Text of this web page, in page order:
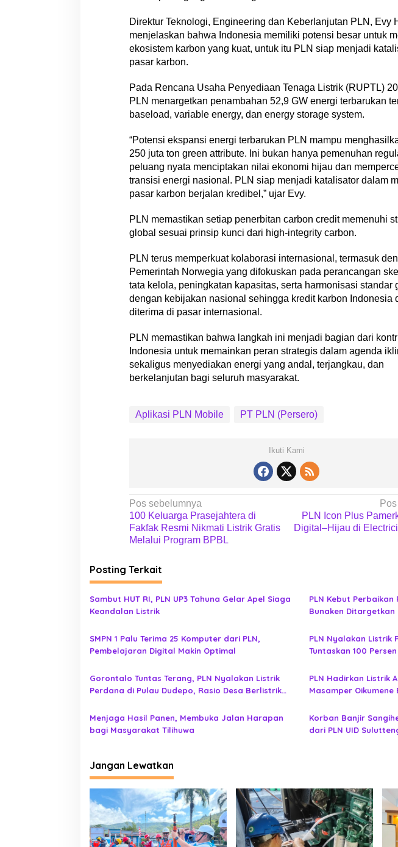
Direktur Teknologi, Engineering dan Keberlanjutan PLN, Evy
menjelaskan bahwa Indonesia memiliki potensi besar untuk
ekosistem karbon yang kuat, untuk itu PLN siap menjadi
pasar karbon.
Pada Rencana Usaha Penyediaan Tenaga Listrik (RUPTL)
PLN menargetkan penambahan 52,9 GW energi terbarukan
baseload, variable energy, dan energy storage system.
“Potensi ekspansi energi terbarukan PLN mampu
250 juta ton green attribute. Ini bukan hanya pemenuhan
peluang nyata menciptakan nilai ekonomi hijau dan
transisi energi nasional. PLN siap menjadi katalisator dalam
pasar karbon berjalan kredibel,” ujar Evy.
PLN memastikan setiap penerbitan carbon credit memenuhi
global sesuai prinsip kunci dari high-integrity carbon.
PLN terus memperkuat kolaborasi internasional, termasuk
Pemerintah Norwegia yang difokuskan pada perancangan
tata kelola, peningkatan kapasitas, serta harmonisasi standar
dengan kebijakan nasional sehingga kredit karbon Indonesia
diterima di pasar internasional.
PLN memastikan bahwa langkah ini menjadi bagian dari
Indonesia untuk memainkan peran strategis dalam agenda
sekaligus menyediakan energi yang andal, terjangkau, dan
berkelanjutan bagi seluruh masyarakat.
Aplikasi PLN Mobile PT PLN (Persero)
Ikuti Kami
N
a
v
g
a
s
p
o
s
Pos sebelumnya
100 Keluarga Prasejahtera di
Fakfak Resmi Nikmati Listrik Gratis
Melalui Program BPBL
PLN Icon Plus
Digital–Hijau di
Posting Terkait
Sambut HUT RI, PLN UP3 Tahuna Gelar Apel Siaga
Keandalan Listrik
PLN Kebut
Bunaken Ditargetkan
SMPN 1 Palu Terima 25 Komputer dari PLN,
Pembelajaran Digital Makin Optimal
PLN Nyalakan Listrik
Tuntaskan 100
Gorontalo Tuntas Terang, PLN Nyalakan Listrik
Perdana di Pulau Dudepo, Rasio Desa Berlistrik
PLN Hadirkan Listrik
Masamper
Menjaga Hasil Panen, Membuka Jalan Harapan
bagi Masyarakat Tilihuwa
Korban Banjir
dari PLN UID
Jangan Lewatkan